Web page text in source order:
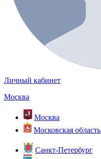
Личный кабинет
Москва
Москва
Московская область
Санкт-Петербург